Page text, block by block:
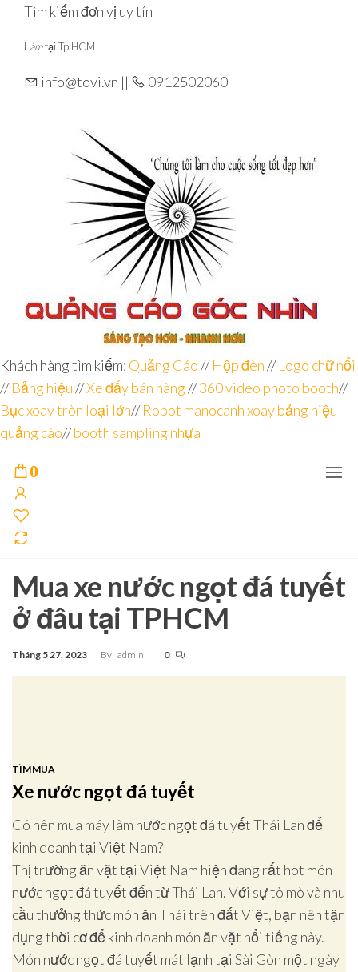
Skip
content
Tìm kiếm đơn vị uy tín
L àmtại Tp.HCM
info@tovi.vn || 0912502060
Đơn vị
chuyên
sâu – 8
năm
kinh
nghiệm
Góc
Nhìn
Agency –
nhà sản
xuất
POSM,
Quầy
Sampling,
Booth
trưng
bày, tủ
trưng
bày… tại
Tp.Hồ
Khách hàng tìm kiếm: Quảng Cáo//Hộp đèn//Logo chữ nổi
//Bảng hiệu//Xe đẩy bán hàng//360 video photo booth//
Bục xoay tròn loại lớn//Robot manocanh xoay bảng hiệu
quảng cáo//booth sampling nhựa
0
Mua xe nước ngọt đá tuyết
ở đâu tại TPHCM
Tháng 5 27, 2023 By admin 0
TÌM MUA
Xe nước ngọt đá tuyết
Có nên mua máy làm nước ngọt đá tuyết Thái Lan để
kinh doanh tại Việt Nam?
Thị trường ăn vặt tại Việt Nam hiện đang rất hot món
nước ngọt đá tuyết đến từ Thái Lan. Với sự tò mò và nhu
cầu thưởng thức món ăn Thái trên đất Việt, bạn nên tận
dụng thời cơ để kinh doanh món ăn vặt nổi tiếng này.
Món nước ngọt đá tuyết mát lạnh tại Sài Gòn một ngày